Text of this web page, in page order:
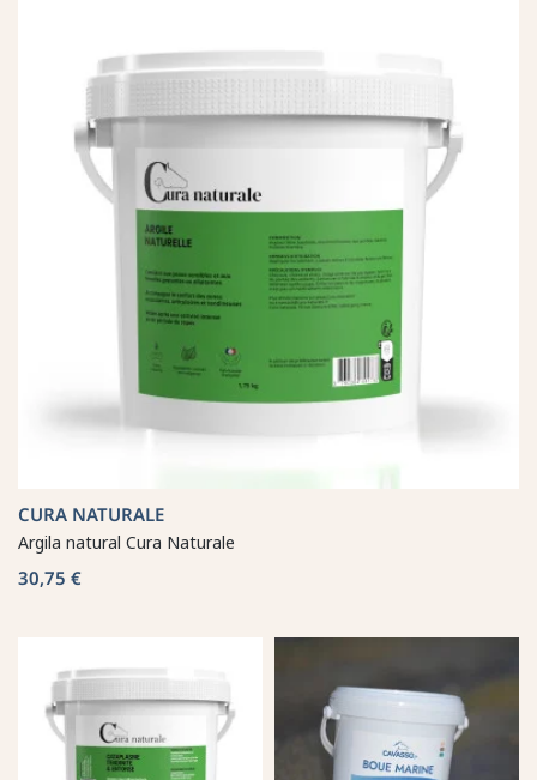
CURA NATURALE
Argila natural Cura Naturale
30,75 €